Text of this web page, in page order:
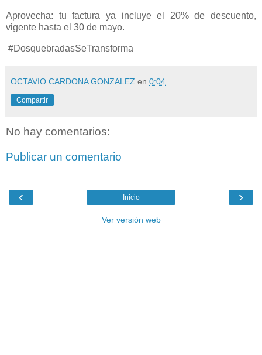
Aprovecha: tu factura ya incluye el 20% de descuento,
vigente hasta el 30 de mayo.
#DosquebradasSeTransforma
OCTAVIO CARDONA GONZALEZ en 0:04
Compartir
No hay comentarios:
Publicar un comentario
‹ ›
Inicio
Ver versión web